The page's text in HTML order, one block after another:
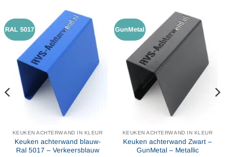
RAL 5017
KEUKEN ACHTERWAND IN KLEUR
Keuken achterwand blauw-
Ral 5017 – Verkeersblauw
GunMetal
KEUKEN ACHTERWAND IN KLEUR
Keuken achterwand Zwart –
GunMetal – Metallic